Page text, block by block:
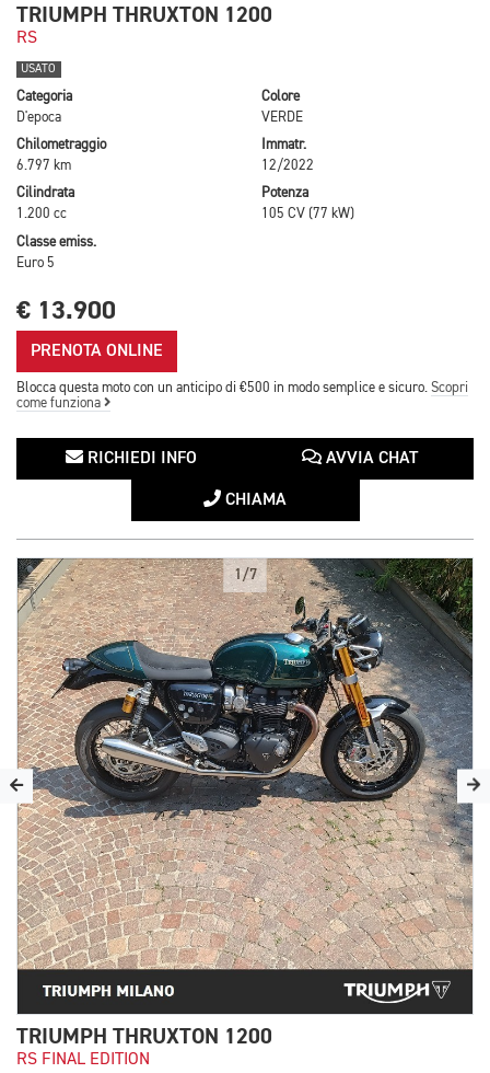
TRIUMPH THRUXTON 1200
RS
USATO
Categoria
D'epoca
Colore
VERDE
Chilometraggio
6.797 km
Immatr.
12/2022
Cilindrata
1.200 cc
Potenza
105 CV (77 kW)
Classe emiss.
Euro 5
€ 13.900
PRENOTA ONLINE
Blocca questa moto con un anticipo di €500 in modo semplice e sicuro. Scopri
come funziona
RICHIEDI INFO AVVIA CHAT
CHIAMA
1/7
TRIUMPH THRUXTON 1200
RS FINAL EDITION